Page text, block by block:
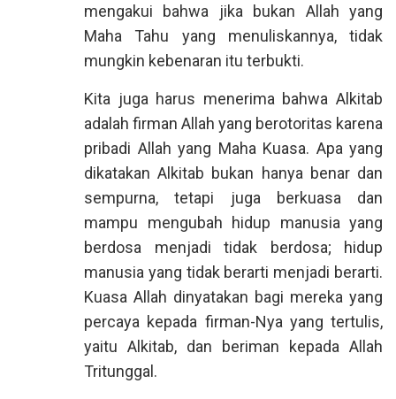
mengakui bahwa jika bukan Allah yang
Maha Tahu yang menuliskannya, tidak
mungkin kebenaran itu terbukti.
Kita juga harus menerima bahwa Alkitab
adalah firman Allah yang berotoritas karena
pribadi Allah yang Maha Kuasa. Apa yang
dikatakan Alkitab bukan hanya benar dan
sempurna, tetapi juga berkuasa dan
mampu mengubah hidup manusia yang
berdosa menjadi tidak berdosa; hidup
manusia yang tidak berarti menjadi berarti.
Kuasa Allah dinyatakan bagi mereka yang
percaya kepada firman-Nya yang tertulis,
yaitu Alkitab, dan beriman kepada Allah
Tritunggal.